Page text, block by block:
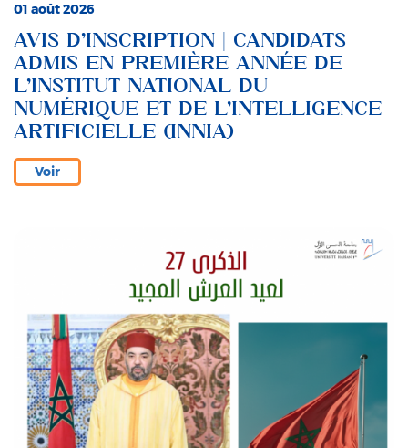
01 août 2026
AVIS D’INSCRIPTION | CANDIDATS
ADMIS EN PREMIÈRE ANNÉE DE
L’INSTITUT NATIONAL DU
NUMÉRIQUE ET DE L’INTELLIGENCE
ARTIFICIELLE (INNIA)
Voir